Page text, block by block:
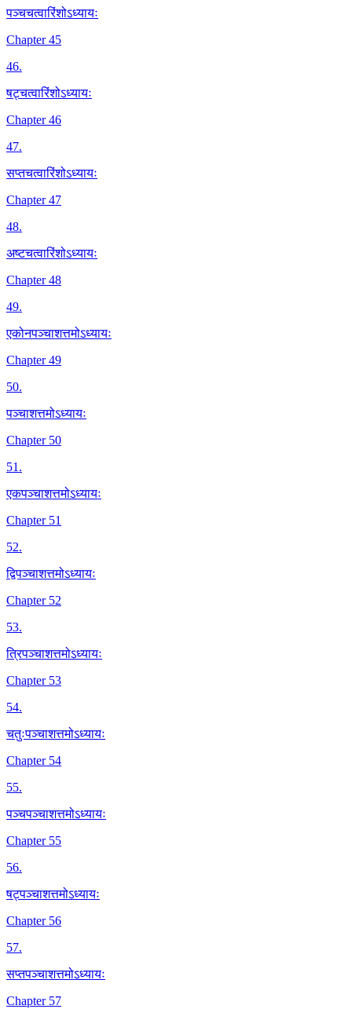
पञ्चचत्वारिंशोऽध्यायः
Chapter 45
46.
षट्चत्वारिंशोऽध्यायः
Chapter 46
47.
सप्तचत्वारिंशोऽध्यायः
Chapter 47
48.
अष्टचत्वारिंशोऽध्यायः
Chapter 48
49.
एकोनपञ्चाशत्तमोऽध्यायः
Chapter 49
50.
पञ्चाशत्तमोऽध्यायः
Chapter 50
51.
एकपञ्चाशत्तमोऽध्यायः
Chapter 51
52.
द्विपञ्चाशत्तमोऽध्यायः
Chapter 52
53.
त्रिपञ्चाशत्तमोऽध्यायः
Chapter 53
54.
चतुःपञ्चाशत्तमोऽध्यायः
Chapter 54
55.
पञ्चपञ्चाशत्तमोऽध्यायः
Chapter 55
56.
षट्पञ्चाशत्तमोऽध्यायः
Chapter 56
57.
सप्तपञ्चाशत्तमोऽध्यायः
Chapter 57